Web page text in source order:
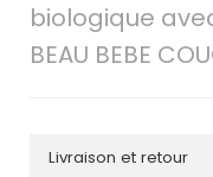
biologique
BEAU BEBE
Livraison et retour